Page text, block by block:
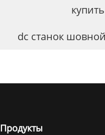
dc станок
Продукты